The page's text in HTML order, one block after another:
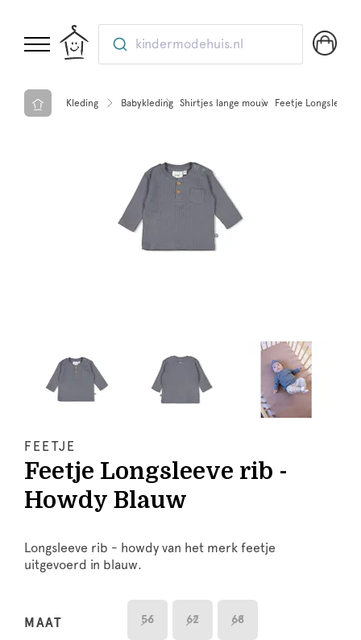
kindermodehuis.nl
Kleding Babykleding Shirtjes lange mouw Feetje Longsleeve
FEETJE
Feetje Longsleeve rib -
Howdy Blauw
Longsleeve rib - howdy van het merk feetje
uitgevoerd in blauw.
MAAT 56 62 68